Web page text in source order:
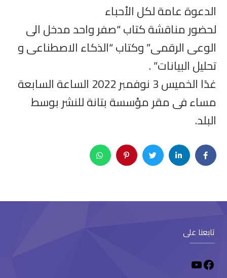
الدعوة عامة لكل الأحباء
لحضور مناقشة كتاب “صفر واحد مدخل الى
الوعى الرقمى” وكتاب “الذكاء الاصطناعى و
تحليل البيانات” .
غدًا الخميس 3 نوفمبر 2022 الساعة السابعة
مساء فى مقر مؤسسة بتانة للنشر بوسط
البلد.
تابعنا على